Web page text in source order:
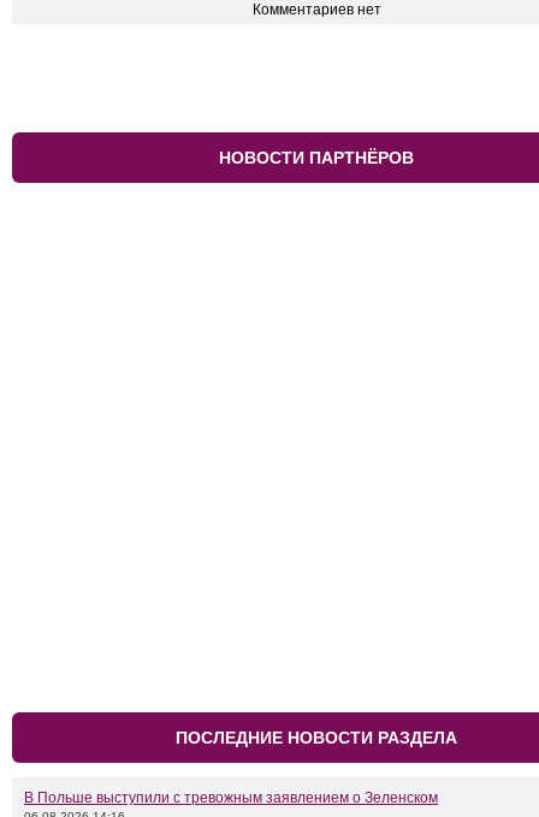
Комментариев нет
НОВОСТИ ПАРТНЁРОВ
ПОСЛЕДНИЕ НОВОСТИ РАЗДЕЛА
В Польше выступили с тревожным заявлением о Зеленском